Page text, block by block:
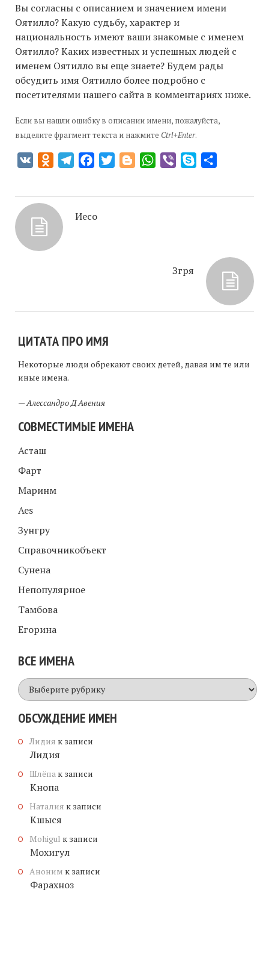
Вы согласны с описанием и значением имени
Оятилло? Какую судьбу, характер и
национальность имеют ваши знакомые с именем
Оятилло? Каких известных и успешных людей с
именем Оятилло вы еще знаете? Будем рады
обсудить имя Оятилло более подробно с
посетителями нашего сайта в комментариях ниже.
Если вы нашли ошибку в описании имени, пожалуйста,
выделите фрагмент текста и нажмите Ctrl+Enter.
VK Odnoklassniki
TelegramFacebookTwitterBloggerWhatsApp
Viber Skype
Иесо
Згря
ЦИТАТА ПРО ИМЯ
Некоторые люди обрекают своих детей, давая им те или
иные имена.
—Алессандро Д Авения
СОВМЕСТИМЫЕ ИМЕНА
Асташ
Фарт
Маринм
Aes
Зунгру
Справочникобъект
Сунена
Непопулярное
Тамбова
Егорина
ВСЕ ИМЕНА
Все
имена
ОБСУЖДЕНИЕ ИМЕН
Лидия к записи
Лидия
Шлёпа к записи
Кнопа
Наталия к записи
Кшыся
Mohigul к записи
Мохигул
Аноним к записи
Фарахноз